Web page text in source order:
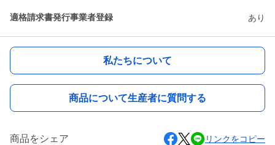
適格請求書発行事業者登録 あり
私たちについて
商品について生産者に質問する
商品をシェア リンクをコピー